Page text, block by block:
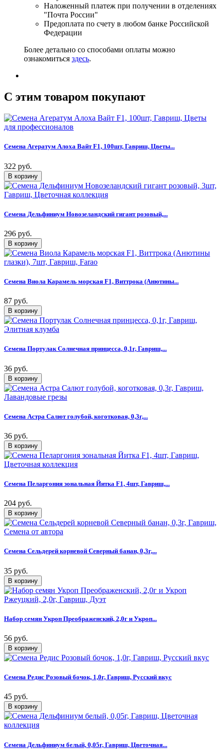
Наложенный платеж при получении в отделениях
"Почта России"
Предоплата по счету в любом банке Российской
Федерации
Более детально со способами оплаты можно
ознакомиться здесь.
C этим товаром покупают
Семена Агератум Алоха Вайт F1, 100шт, Гавриш, Цветы...
322 руб.
Семена Дельфиниум Новозеландский гигант розовый,...
296 руб.
Семена Виола Карамель морская F1, Виттрока (Анютины...
87 руб.
Семена Портулак Солнечная принцесса, 0,1г, Гавриш,...
36 руб.
Семена Астра Салют голубой, коготковая, 0,3г,...
36 руб.
Семена Пеларгония зональная Йитка F1, 4шт, Гавриш,...
204 руб.
Семена Сельдерей корневой Северный банан, 0,3г,...
35 руб.
Набор семян Укроп Преображенский, 2,0г и Укроп...
56 руб.
Семена Редис Розовый бочок, 1,0г, Гавриш, Русский вкус
45 руб.
Семена Дельфиниум белый, 0,05г, Гавриш, Цветочная...